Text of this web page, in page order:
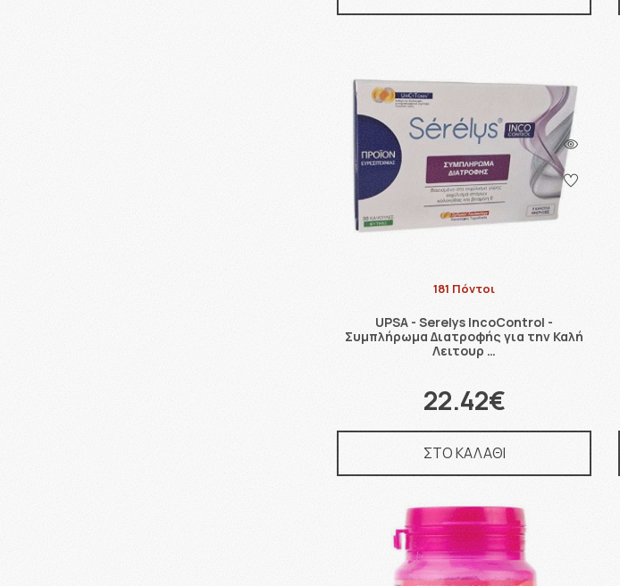
181 Πόντοι
UPSA - Serelys IncoControl -
Συμπλήρωμα Διατροφής για την Καλή
Λειτουρ …
22.42€
ΣΤΟ ΚΑΛΑΘΙ